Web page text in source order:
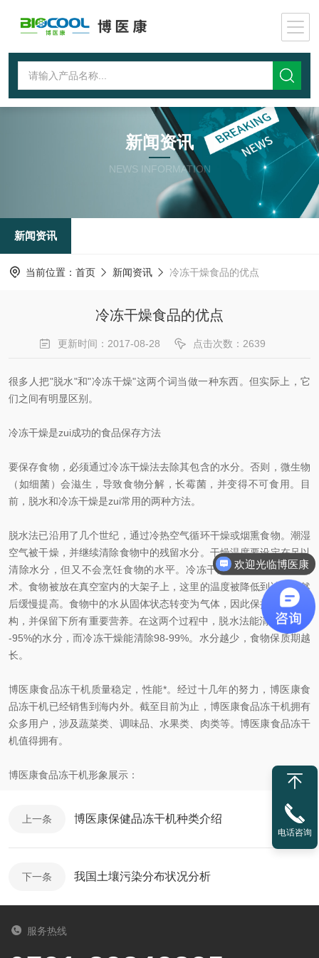
新闻资讯
NEWS INFORMATION
新闻资讯
当前位置： 首页 新闻资讯 冷冻干燥食品的优点
冷冻干燥食品的优点
更新时间：2017-08-28 点击次数：2639
很多人把"脱水"和"冷冻干燥"这两个词当做一种东西。但实际上，它
们之间有明显区别。
冷冻干燥是zui成功的食品保存方法
要保存食物，必须通过冷冻干燥法去除其包含的水分。否则，微生物
（如细菌）会滋生，导致食物分解，长霉菌，并变得不可食用。目
前，脱水和冷冻干燥是zui常用的两种方法。
脱水法已沿用了几个世纪，通过冷热空气循环干燥或烟熏食物。潮湿
空气被干燥，并继续清除食物中的残留水分。干燥温度要设定在足以
清除水分，但又不会烹饪食物的水平。冷冻干燥是比较现代化的技
术。食物被放在真空室内的大架子上，这里的温度被降低到冰点，然
后缓慢提高。食物中的水从固体状态转变为气体，因此保持了食物结
构，并保留下所有重要营养。在这两个过程中，脱水法能清除大约90
-95%的水分，而冷冻干燥能清除98-99%。水分越少，食物保质期越
长。
博医康食品冻干机质量稳定，性能*。经过十几年的努力，博医康食
品冻干机已经销售到海内外。截至目前为止，博医康食品冻干机拥有
众多用户，涉及蔬菜类、调味品、水果类、肉类等。博医康食品冻干
机值得拥有。
博医康食品冻干机形象展示：
上一条 博医康保健品冻干机种类介绍
下一条 我国土壤污染分布状况分析
服务热线
电话咨询
欢迎光临博医康